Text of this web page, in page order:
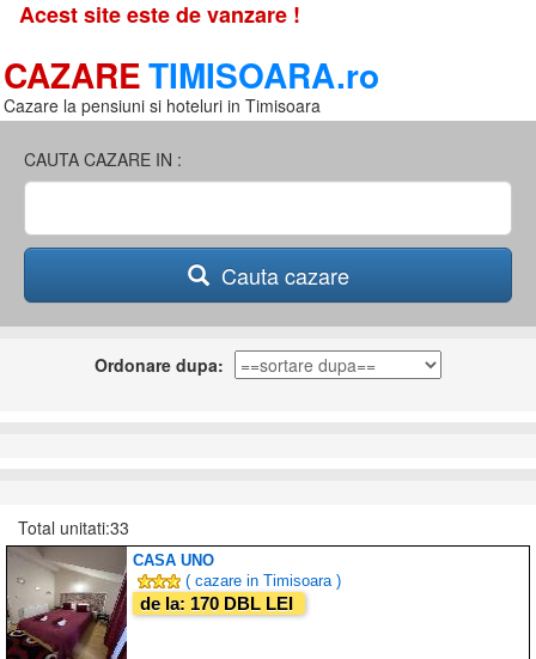
Acest site este de vanzare !
CAZARETIMISOARA.ro
Cazare la pensiuni si hoteluri in Timisoara
CAUTA CAZARE IN :
Cauta cazare
Ordonare dupa:
Total unitati:33
CASA UNO
( cazare in Timisoara )
de la: 170 DBL LEI